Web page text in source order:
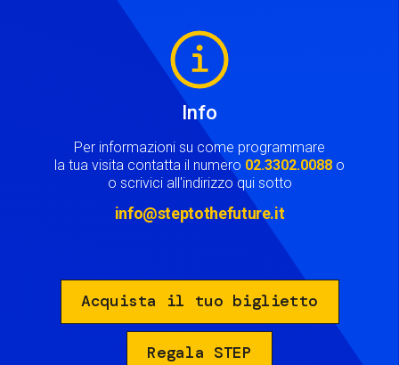
Info
Per informazioni su come programmare
la tua visita contatta il numero 02.3302.0088 o
o scrivici all'indirizzo qui sotto
info@steptothefuture.it
Acquista il tuo biglietto
Regala STEP